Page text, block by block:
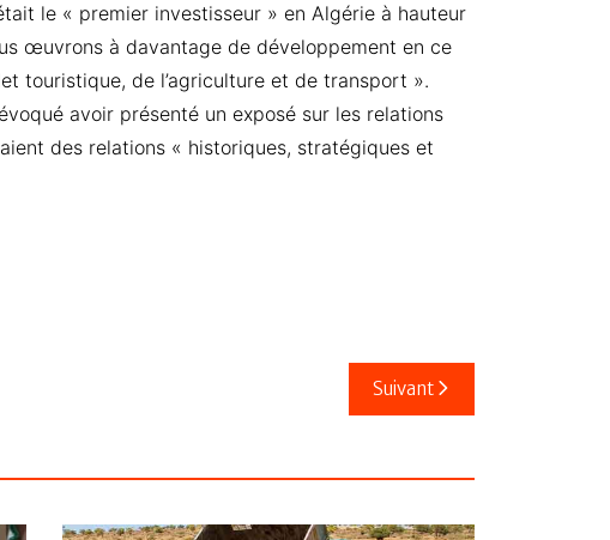
le « premier investisseur » en Algérie à hauteur
œuvrons à davantage de développement en ce
touristique, de l’agriculture et de transport ».
avoir présenté un exposé sur les relations
des relations « historiques, stratégiques et
Suivant